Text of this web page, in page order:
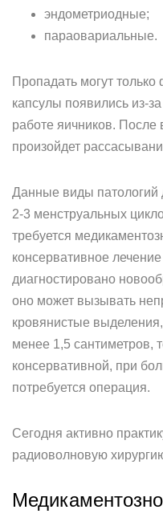
эндометриодные;
параовариальные.
Пропадать могут
капсулы появились из-
работе яичников. После
произойдет
Данные виды патологий
2-3 менструальных
требуется
консервативное
диагностировано
оно может вызывать
кровянистые
менее 1,5 сантиметров,
консервативной, при
потребуется операция.
Сегодня активно
радиоволновую